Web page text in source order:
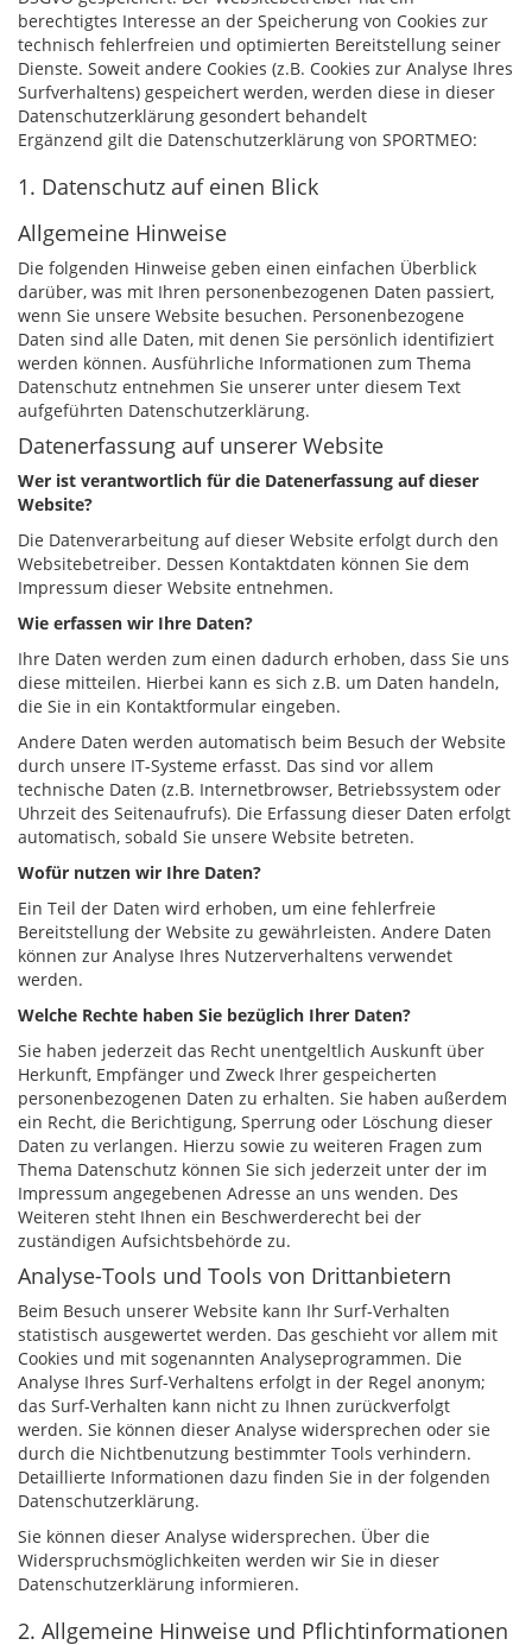
berechtigtes Interesse an der Speicherung von Cookies zur
technisch fehlerfreien und optimierten Bereitstellung seiner
Dienste. Soweit andere Cookies (z.B. Cookies zur Analyse Ihres
Surfverhaltens) gespeichert werden, werden diese in dieser
Datenschutzerklärung gesondert behandelt
Ergänzend gilt die Datenschutzerklärung von SPORTMEO:
1. Datenschutz auf einen Blick
Allgemeine Hinweise
Die folgenden Hinweise geben einen einfachen Überblick
darüber, was mit Ihren personenbezogenen Daten passiert,
wenn Sie unsere Website besuchen. Personenbezogene
Daten sind alle Daten, mit denen Sie persönlich identifiziert
werden können. Ausführliche Informationen zum Thema
Datenschutz entnehmen Sie unserer unter diesem Text
aufgeführten Datenschutzerklärung.
Datenerfassung auf unserer Website
Wer ist verantwortlich für die Datenerfassung auf dieser
Website?
Die Datenverarbeitung auf dieser Website erfolgt durch den
Websitebetreiber. Dessen Kontaktdaten können Sie dem
Impressum dieser Website entnehmen.
Wie erfassen wir Ihre Daten?
Ihre Daten werden zum einen dadurch erhoben, dass Sie uns
diese mitteilen. Hierbei kann es sich z.B. um Daten handeln,
die Sie in ein Kontaktformular eingeben.
Andere Daten werden automatisch beim Besuch der Website
durch unsere IT-Systeme erfasst. Das sind vor allem
technische Daten (z.B. Internetbrowser, Betriebssystem oder
Uhrzeit des Seitenaufrufs). Die Erfassung dieser Daten erfolgt
automatisch, sobald Sie unsere Website betreten.
Wofür nutzen wir Ihre Daten?
Ein Teil der Daten wird erhoben, um eine fehlerfreie
Bereitstellung der Website zu gewährleisten. Andere Daten
können zur Analyse Ihres Nutzerverhaltens verwendet
werden.
Welche Rechte haben Sie bezüglich Ihrer Daten?
Sie haben jederzeit das Recht unentgeltlich Auskunft über
Herkunft, Empfänger und Zweck Ihrer gespeicherten
personenbezogenen Daten zu erhalten. Sie haben außerdem
ein Recht, die Berichtigung, Sperrung oder Löschung dieser
Daten zu verlangen. Hierzu sowie zu weiteren Fragen zum
Thema Datenschutz können Sie sich jederzeit unter der im
Impressum angegebenen Adresse an uns wenden. Des
Weiteren steht Ihnen ein Beschwerderecht bei der
zuständigen Aufsichtsbehörde zu.
Analyse-Tools und Tools von Drittanbietern
Beim Besuch unserer Website kann Ihr Surf-Verhalten
statistisch ausgewertet werden. Das geschieht vor allem mit
Cookies und mit sogenannten Analyseprogrammen. Die
Analyse Ihres Surf-Verhaltens erfolgt in der Regel anonym;
das Surf-Verhalten kann nicht zu Ihnen zurückverfolgt
werden. Sie können dieser Analyse widersprechen oder sie
durch die Nichtbenutzung bestimmter Tools verhindern.
Detaillierte Informationen dazu finden Sie in der folgenden
Datenschutzerklärung.
Sie können dieser Analyse widersprechen. Über die
Widerspruchsmöglichkeiten werden wir Sie in dieser
Datenschutzerklärung informieren.
2. Allgemeine Hinweise und Pflichtinformationen